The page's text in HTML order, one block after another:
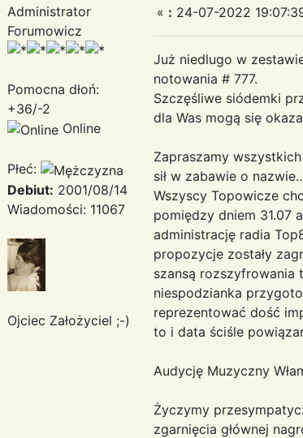
Administrator
Forumowicz
Pomocna dłoń:
+36/-2
Online
Płeć:
Debiut: 2001/08/14
Wiadomości: 11067
Ojciec Założyciel ;-)
« : 24-07-2022
Już niedlugo w
notowania # 777.
Szczęśliwe siódemki
dla Was mogą się
Zapraszamy
sił w zabawie o
Wszyscy Topowicze
pomiędzy dniem 31.07
administrację radia
propozycje zostały
szansą rozszyfrowania
niespodzianka
reprezentować dość
to i data ściśle
Audycję Muzyczny
Życzymy
zgarnięcia głównej